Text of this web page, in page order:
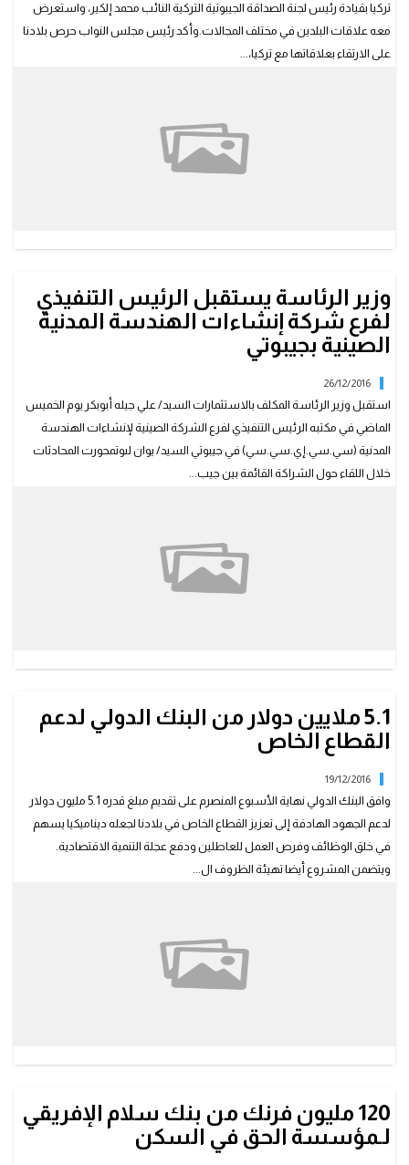
تركيا بقيادة رئيس لجنة الصداقة الجيبوتية التركية النائب محمد إلكير، واستعرض
معه علاقات البلدين في مختلف المجالات.وأكد رئيس مجلس النواب حرص بلادنا
على الارتقاء بعلاقاتها مع تركيا،...
وزير الرئاسة يستقبل الرئيس التنفيذي
لفرع شركة إنشاءات الهندسة المدنية
الصينية بجيبوتي
26/12/2016
استقبل وزير الرئاسة المكلف بالاستثمارات السيد/ علي جيله أبوبكر يوم الخميس
الماضي في مكتبه الرئيس التنفيذي لفرع الشركة الصينية لإنشاءات الهندسة
المدنية (سي.سي.إي.سي.سي) في جيبوتي السيد/ يوان لىوتمحورت المحادثات
خلال اللقاء حول الشراكة القائمة بين جيب...
5.1 ملايين دولار من البنك الدولي لدعم
القطاع الخاص
19/12/2016
وافق البنك الدولي نهاية الأسبوع المنصرم على تقديم مبلغ قدره 5.1 مليون دولار
لدعم الجهود الهادفة إلى تعزيز القطاع الخاص في بلادنا لجعله ديناميكيا يسهم
في خلق الوظائف وفرص العمل للعاطلين ودفع عجلة التنمية الاقتصادية.
ويتضمن المشروع أيضا تهيئة الظروف ال...
120 مليون فرنك من بنك سلام الإفريقي
لـمؤسسة الحق في السكن